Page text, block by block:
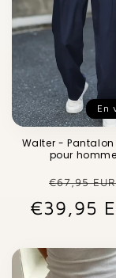
En
Walter -
pour
Prix
€67,95 EUR
€39,95